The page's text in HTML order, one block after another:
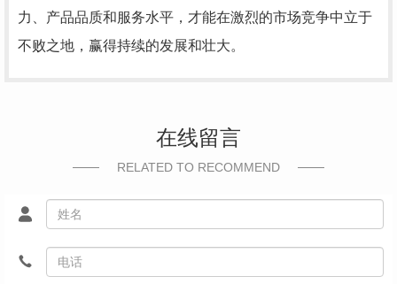
力、产品品质和服务水平，才能在激烈的市场竞争中立于
不败之地，赢得持续的发展和壮大。
在线留言
RELATED TO RECOMMEND